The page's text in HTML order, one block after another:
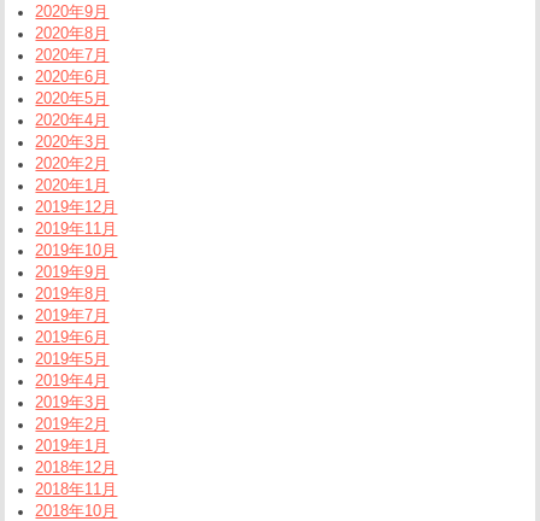
2020年9月
2020年8月
2020年7月
2020年6月
2020年5月
2020年4月
2020年3月
2020年2月
2020年1月
2019年12月
2019年11月
2019年10月
2019年9月
2019年8月
2019年7月
2019年6月
2019年5月
2019年4月
2019年3月
2019年2月
2019年1月
2018年12月
2018年11月
2018年10月